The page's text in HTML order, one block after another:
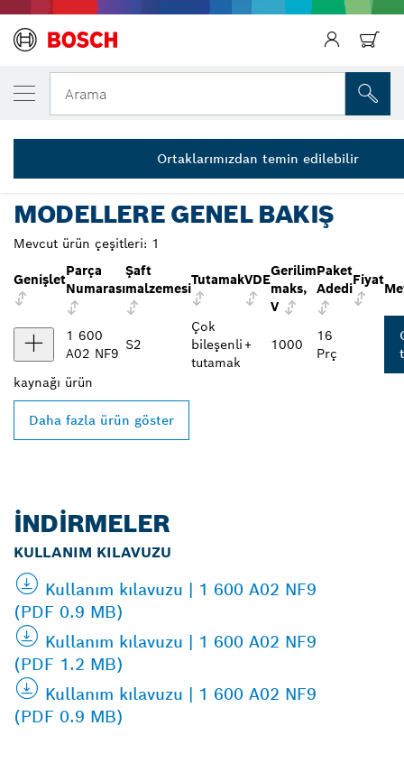
Arama
... VDE Tornavida Karma Seti TX 14 parça Profesyonel
SEÇTIĞINIZ MODEL
VDE Karışık Tornavida Seti, 14 parça
1 600 A02 NF9
Ortaklarımızdan temin edilebilir
MODELLERE GENEL BAKIŞ
Mevcut ürün çeşitleri: 1
Genişlet
Parça
Numarası
Şaft
malzemesi
TutamakVDE
Gerilim
maks,
V
Paket
Adedi
Fiyat
1 600
A02 NF9
S2
Çok
bileşenli
tutamak
+ 1000
16
Prç
kaynağı ürün
Daha fazla ürün göster
İNDIRMELER
KULLANIM KILAVUZU
Kullanım kılavuzu | 1 600 A02 NF9
(PDF 0.9 MB)
Kullanım kılavuzu | 1 600 A02 NF9
(PDF 1.2 MB)
Kullanım kılavuzu | 1 600 A02 NF9
(PDF 0.9 MB)